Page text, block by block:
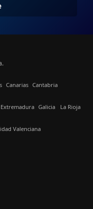
Canarias Cantabria
Extremadura Galicia La Rioja
Valenciana